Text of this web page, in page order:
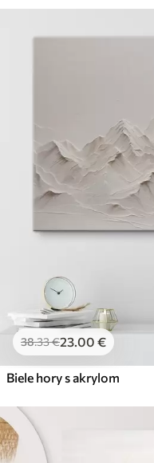
38.33€23.00 €
Biele hory s akrylom